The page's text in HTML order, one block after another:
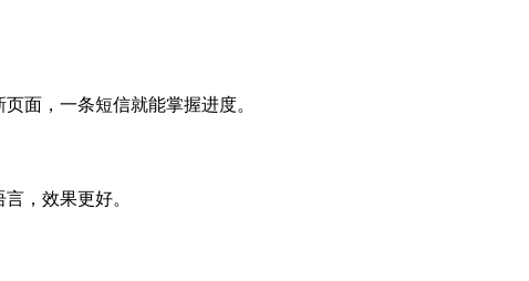
面，一条短信就能掌握进度。
，效果更好。